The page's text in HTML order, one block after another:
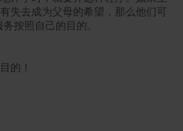
失去成为父母的希望，那么他们可
务按照自己的目的。
的！